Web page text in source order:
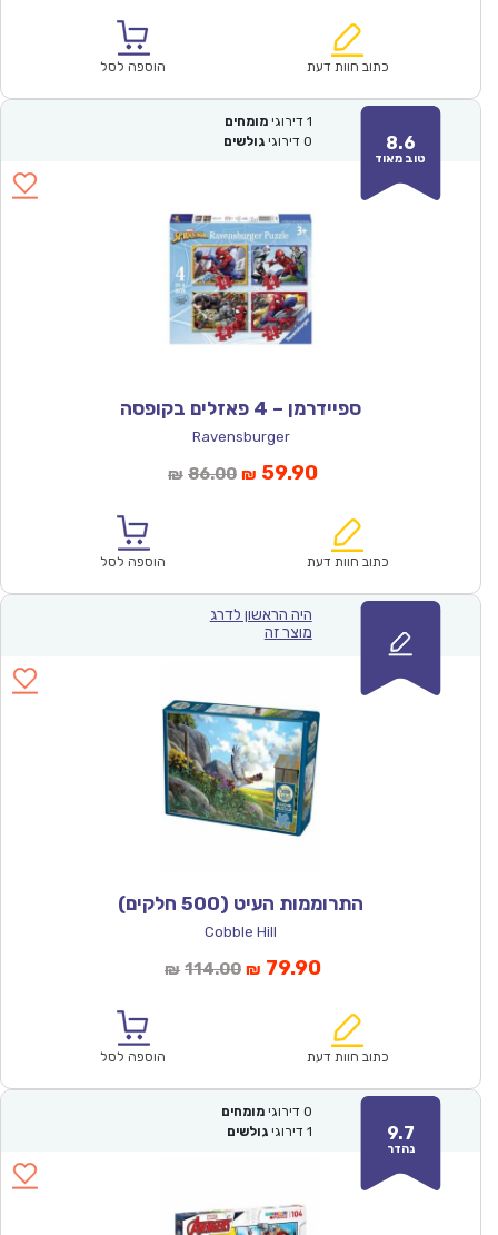
₪60.00.
הוא:
כתוב חוות דעת הוספה לסל
8.6
טוב מאוד
1 דירוגי מומחים
0 דירוגי גולשים
ספיידרמן – 4 פאזלים בקופסה
Ravensburger
₪ 86.00המחיר
₪86.00.
₪ 59.90המחיר
הוא:
כתוב חוות דעת הוספה לסל
היה הראשון לדרג
מוצר זה
התרוממות העיט (500 חלקים)
Cobble Hill
₪ 114.00המחיר
₪114.00.
₪ 79.90המחיר
הוא:
כתוב חוות דעת הוספה לסל
9.7
נהדר
0 דירוגי מומחים
1 דירוגי גולשים